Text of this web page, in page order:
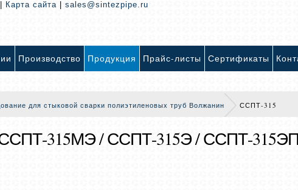
Карта сайта sales@sintezpipe.ru
Производство Продукция Прайс-листы Сертификаты
для стыковой сварки полиэтиленовых труб Волжанин ССПТ-315
315МЭ / ССПТ-315Э / ССПТ-315ЭП